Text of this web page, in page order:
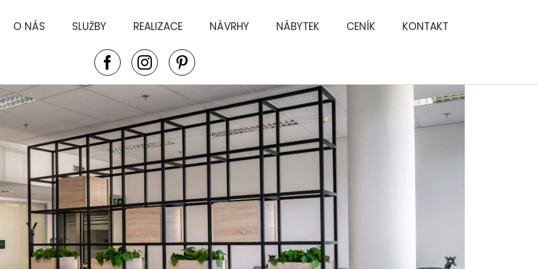
O NÁS SLUŽBY REALIZACE NÁVRHY NÁBYTEK CENÍK KONTAKT